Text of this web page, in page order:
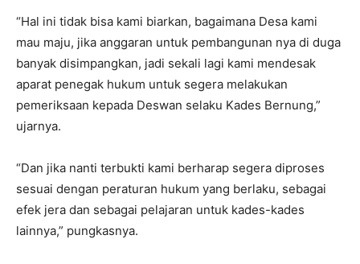
“Hal ini tidak bisa kami biarkan, bagaimana Desa kami
mau maju, jika anggaran untuk pembangunan nya di duga
banyak disimpangkan, jadi sekali lagi kami mendesak
aparat penegak hukum untuk segera melakukan
pemeriksaan kepada Deswan selaku Kades Bernung,”
ujarnya.
“Dan jika nanti terbukti kami berharap segera diproses
sesuai dengan peraturan hukum yang berlaku, sebagai
efek jera dan sebagai pelajaran untuk kades-kades
lainnya,” pungkasnya.